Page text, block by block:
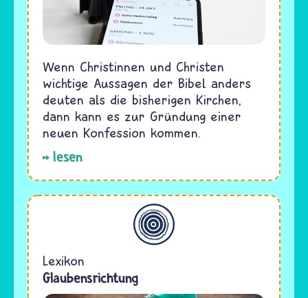
Wenn Christinnen und Christen
wichtige Aussagen der Bibel anders
deuten als die bisherigen Kirchen,
dann kann es zur Gründung einer
neuen Konfession kommen.
lesen
Allgemein
Lexikon
Glaubensrichtung